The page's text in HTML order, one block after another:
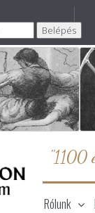
"1100
Rólunk